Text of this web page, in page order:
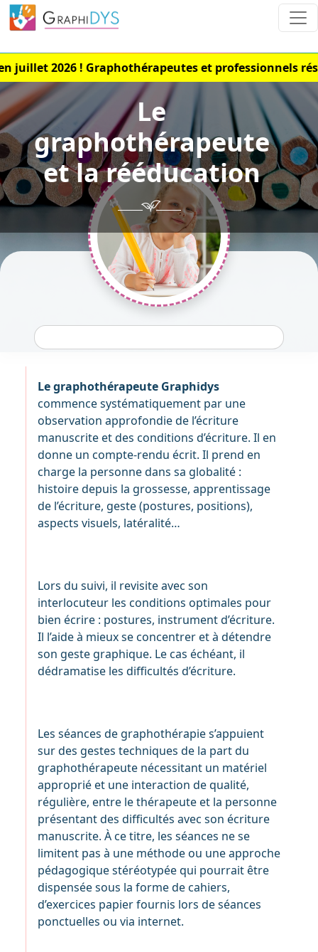
juillet 2026 ! Graphothérapeutes et professionnels
Le
graphothérapeute
et la rééducation
Le graphothérapeute Graphidys
commence systématiquement par une
observation approfondie de l’écriture
manuscrite et des conditions d’écriture. Il en
donne un compte-rendu écrit. Il prend en
charge la personne dans sa globalité :
histoire depuis la grossesse, apprentissage
de l’écriture, geste (postures, positions),
aspects visuels, latéralité…
Lors du suivi, il revisite avec son
interlocuteur les conditions optimales pour
bien écrire : postures, instrument d’écriture.
Il l’aide à mieux se concentrer et à détendre
son geste graphique. Le cas échéant, il
dédramatise les difficultés d’écriture.
Les séances de graphothérapie s’appuient
sur des gestes techniques de la part du
graphothérapeute nécessitant un matériel
approprié et une interaction de qualité,
régulière, entre le thérapeute et la personne
présentant des difficultés avec son écriture
manuscrite. À ce titre, les séances ne se
limitent pas à une méthode ou une approche
pédagogique stéréotypée qui pourrait être
dispensée sous la forme de cahiers,
d’exercices papier fournis lors de séances
ponctuelles ou via internet.